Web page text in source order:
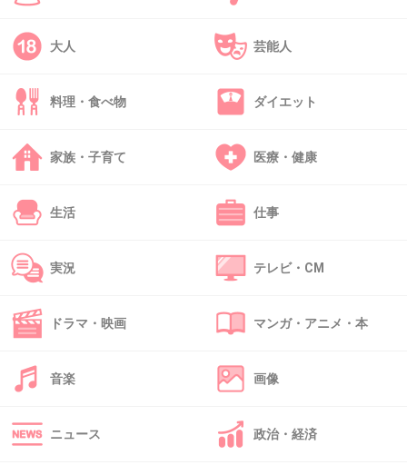
+14
敗軍の将は兵を語らずw
50. 匿名 2014/05/31(土) 23:14:53
初めから見てれば良かった〜(⁎•̛̣̣꒶̯•̛̣̣⁎)
大人 芸能人
料理・食べ物 ダイエット
家族・子育て 医療・健康
生活 仕事
実況 テレビ・CM
ドラマ・映画 マンガ・アニメ・本
音楽 画像
ニュース 政治・経済